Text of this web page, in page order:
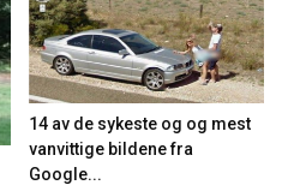
14 av de sykeste og og mest
vanvittige bildene fra
Google...